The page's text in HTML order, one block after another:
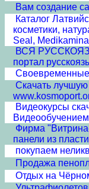
Вам создание
Каталог
косметики,
Seal,
ВСЯ
портал
Своевременные
Скачать
Видеокурсы
Фирма
панели из
покупаем
Продажа
Отдых на